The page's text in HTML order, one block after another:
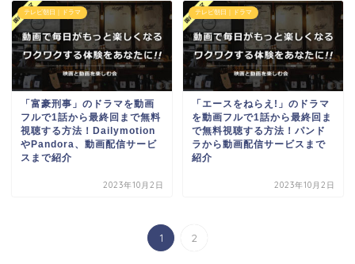
テレビ朝日｜ドラマ
「富豪刑事」のドラマを動画
フルで1話から最終回まで無料
視聴する方法！Dailymotion
やPandora、動画配信サービ
スまで紹介
2023年10月2日
テレビ朝日｜ドラマ
「エースをねらえ!」のドラマ
を動画フルで1話から最終回ま
で無料視聴する方法！パンド
ラから動画配信サービスまで
紹介
2023年10月2日
1 2